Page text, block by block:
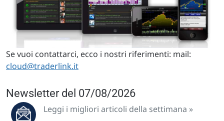
Se vuoi contattarci, ecco i nostri riferimenti: mail:
cloud@traderlink.it
Newsletter del 07/08/2026
Leggi i migliori articoli della settimana »